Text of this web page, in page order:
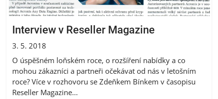
Interview v Reseller Magazine
3. 5. 2018
O úspěšném loňském roce, o rozšíření nabídky a co
mohou zákazníci a partneři očekávat od nás v letošním
roce? Více v rozhovoru se Zdeňkem Bínkem v časopisu
Reseller Magazine...